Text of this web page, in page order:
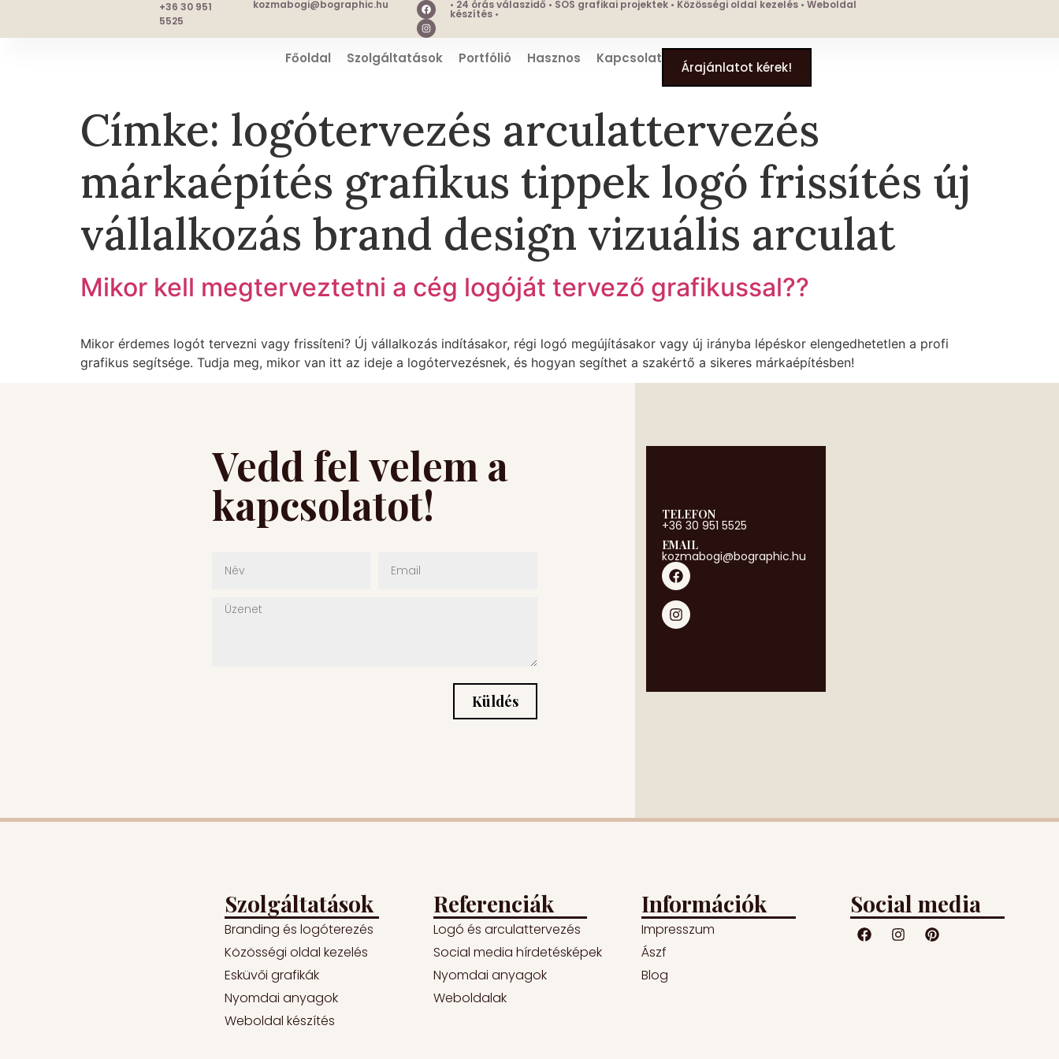
+36 30 951
5525
kozmabogi@bographic.hu • 24 órás válaszidő • SOS grafikai projektek • Közösségi oldal kezelés • Weboldal
készítés •
Főoldal Szolgáltatások Portfólió Hasznos Kapcsolat
Árajánlatot kérek!
Címke: logótervezés arculattervezés
márkaépítés grafikus tippek logó frissítés új
vállalkozás brand design vizuális arculat
Mikor kell megterveztetni a cég logóját tervező grafikussal??
Mikor érdemes logót tervezni vagy frissíteni? Új vállalkozás indításakor, régi logó megújításakor vagy új irányba lépéskor elengedhetetlen a profi
grafikus segítsége. Tudja meg, mikor van itt az ideje a logótervezésnek, és hogyan segíthet a szakértő a sikeres márkaépítésben!
Vedd fel velem a
kapcsolatot!
Küldés
TELEFON
+36 30 951 5525
EMAIL
kozmabogi@bographic.hu
Szolgáltatások
Branding és logóterezés
Közösségi oldal kezelés
Esküvői grafikák
Nyomdai anyagok
Weboldal készítés
Referenciák
Logó és arculattervezés
Social media hírdetésképek
Nyomdai anyagok
Weboldalak
Információk
Impresszum
Ászf
Blog
Social media